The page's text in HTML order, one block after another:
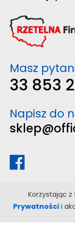
Masz
33 853
Napisz do
Korzystając z
Prywatnościi